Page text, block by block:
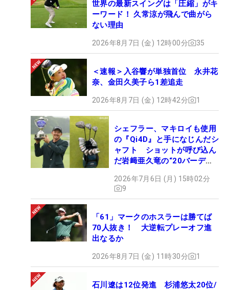
世界の最新スイングは「圧縮」がキ
ーワード！ 久常涼が飛んで曲がら
ない理由
2026年8月7日 (金) 12時00分 35
＜速報＞入谷響が単独首位 永井花
奈、金田久美子ら1差追走
2026年8月7日 (金) 12時42分 1
シェフラー、マキロイも使用
の『Qi4D』と手になじんだシ
ャフト ショットが呼び込ん
だ岩﨑亜久竜の“20バーデ
2026年7月6日 (月) 15時02分
9
「61」マークのホスラーは勝てば
70人抜き！ 大逆転プレーオフ進
出なるか
2026年8月7日 (金) 11時30分 1
石川遼は12位発進 杉浦悠太20位/